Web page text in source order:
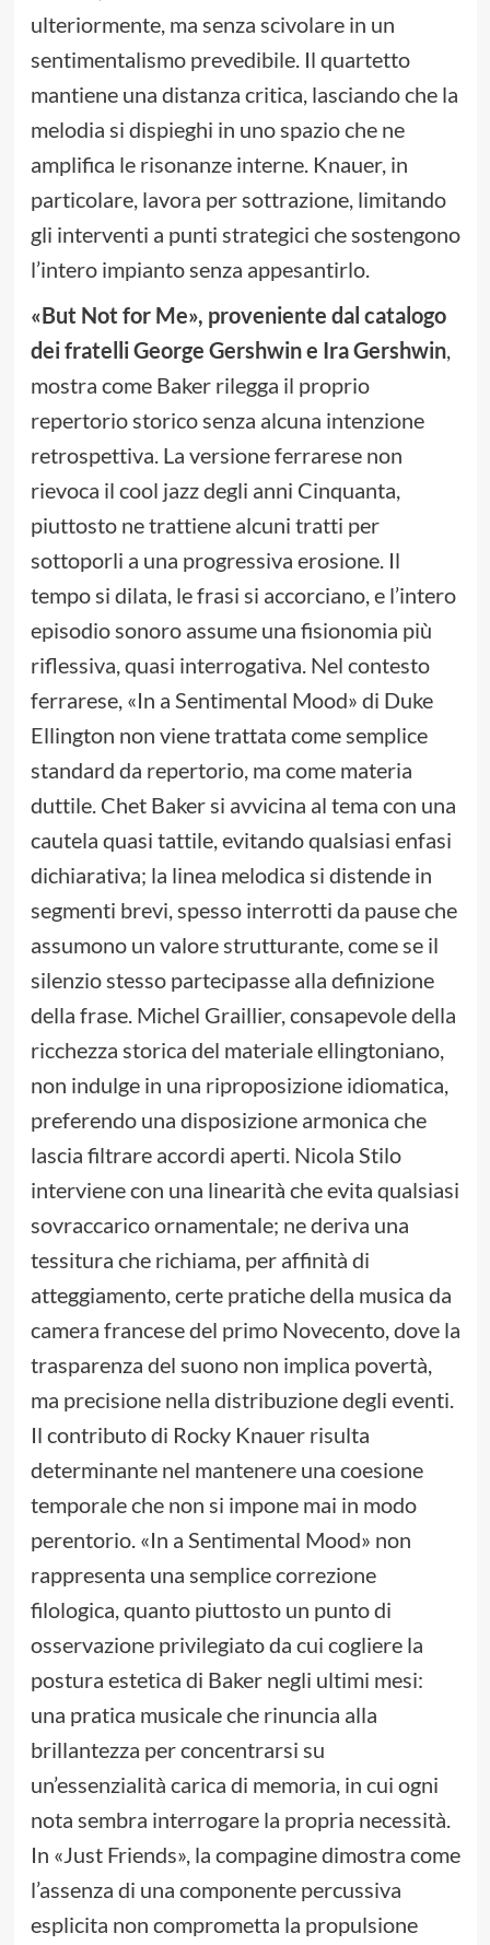
ulteriormente, ma senza scivolare in un
sentimentalismo prevedibile. Il quartetto
mantiene una distanza critica, lasciando che la
melodia si dispieghi in uno spazio che ne
amplifica le risonanze interne. Knauer, in
particolare, lavora per sottrazione, limitando
gli interventi a punti strategici che sostengono
l’intero impianto senza appesantirlo.
«But Not for Me», proveniente dal catalogo
dei fratelli George Gershwin e Ira Gershwin,
mostra come Baker rilegga il proprio
repertorio storico senza alcuna intenzione
retrospettiva. La versione ferrarese non
rievoca il cool jazz degli anni Cinquanta,
piuttosto ne trattiene alcuni tratti per
sottoporli a una progressiva erosione. Il
tempo si dilata, le frasi si accorciano, e l’intero
episodio sonoro assume una fisionomia più
riflessiva, quasi interrogativa. Nel contesto
ferrarese, «In a Sentimental Mood» di Duke
Ellington non viene trattata come semplice
standard da repertorio, ma come materia
duttile. Chet Baker si avvicina al tema con una
cautela quasi tattile, evitando qualsiasi enfasi
dichiarativa; la linea melodica si distende in
segmenti brevi, spesso interrotti da pause che
assumono un valore strutturante, come se il
silenzio stesso partecipasse alla definizione
della frase. Michel Graillier, consapevole della
ricchezza storica del materiale ellingtoniano,
non indulge in una riproposizione idiomatica,
preferendo una disposizione armonica che
lascia filtrare accordi aperti. Nicola Stilo
interviene con una linearità che evita qualsiasi
sovraccarico ornamentale; ne deriva una
tessitura che richiama, per affinità di
atteggiamento, certe pratiche della musica da
camera francese del primo Novecento, dove la
trasparenza del suono non implica povertà,
ma precisione nella distribuzione degli eventi.
Il contributo di Rocky Knauer risulta
determinante nel mantenere una coesione
temporale che non si impone mai in modo
perentorio. «In a Sentimental Mood» non
rappresenta una semplice correzione
filologica, quanto piuttosto un punto di
osservazione privilegiato da cui cogliere la
postura estetica di Baker negli ultimi mesi:
una pratica musicale che rinuncia alla
brillantezza per concentrarsi su
un’essenzialità carica di memoria, in cui ogni
nota sembra interrogare la propria necessità.
In «Just Friends», la compagine dimostra come
l’assenza di una componente percussiva
esplicita non comprometta la propulsione